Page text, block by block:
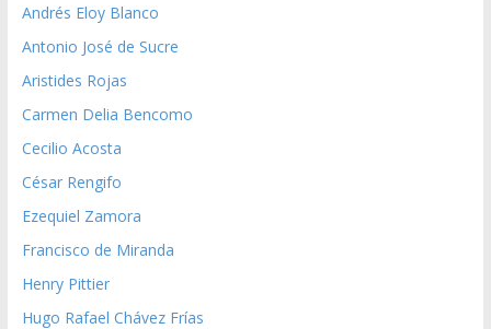
Andrés Eloy Blanco
Antonio José de Sucre
Aristides Rojas
Carmen Delia Bencomo
Cecilio Acosta
César Rengifo
Ezequiel Zamora
Francisco de Miranda
Henry Pittier
Hugo Rafael Chávez Frías